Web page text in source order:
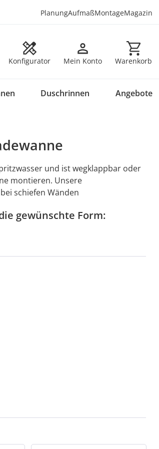
PlanungAufmaßMontageMagazin
Konfigurator Mein Konto Warenkorb
Warenkorb
Duschrinnen Angebote
und ist wegklappbar oder
montieren. Unsere
schiefen Wänden
gewünschte Form: